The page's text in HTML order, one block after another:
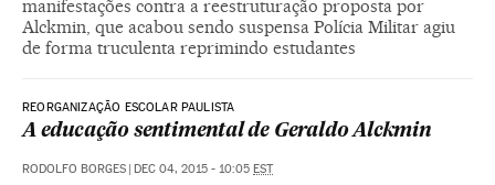
manifestações contra a reestruturação proposta por
Alckmin, que acabou sendo suspensa Polícia Militar agiu
de forma truculenta reprimindo estudantes
REORGANIZAÇÃO ESCOLAR PAULISTA
A educação sentimental de Geraldo Alckmin
RODOLFO BORGES DEC 04, 2015 - 10:05 EST